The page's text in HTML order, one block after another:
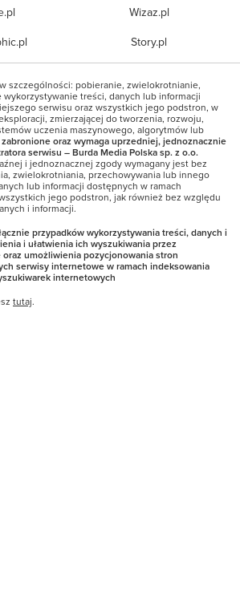
Wizaz.pl
Story.pl
szczególności: pobieranie, zwielokrotnianie,
treści, danych lub informacji
serwisu oraz wszystkich jego podstron, w
zmierzającej do tworzenia, rozwoju,
uczenia maszynowego, algorytmów lub
oraz wymaga uprzedniej, jednoznacznie
serwisu – Burda Media Polska sp. z o.o.
i jednoznacznej zgody wymagany jest bez
zwielokrotniania, przechowywania lub innego
lub informacji dostępnych w ramach
jego podstron, jak również bez względu
i informacji.
przypadków wykorzystywania treści, danych i
i ułatwienia ich wyszukiwania przez
umożliwienia pozycjonowania stron
serwisy internetowe w ramach indeksowania
internetowych
tutaj.